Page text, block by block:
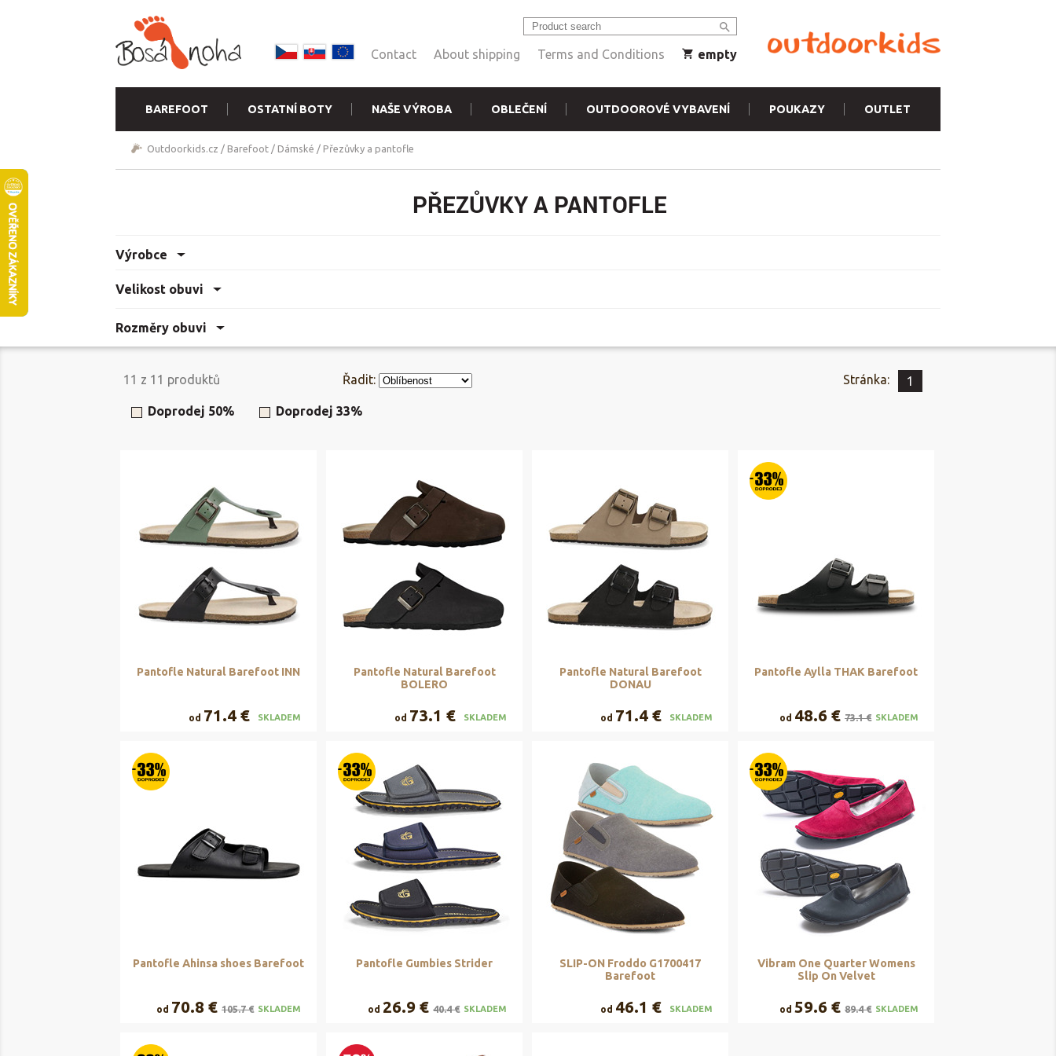
Contact About shipping Terms and Conditions empty
BAREFOOT OSTATNÍ BOTY NAŠE VÝROBA OBLEČENÍ OUTDOOROVÉ VYBAVENÍ POUKAZY OUTLET
Outdoorkids.cz / Barefoot / Dámské / Přezůvky a pantofle
PŘEZŮVKY A PANTOFLE
Výrobce
Velikost obuvi
Rozměry obuvi
11 z 11 produktů Řadit: Stránka: 1
Doprodej 50% Doprodej 33%
Pantofle Natural Barefoot INN
od 71.4 € SKLADEM
Pantofle Natural Barefoot
BOLERO
od 73.1 € SKLADEM
Pantofle Natural Barefoot
DONAU
od 71.4 € SKLADEM
Pantofle Aylla THAK Barefoot
od 48.6 € 73.1 € SKLADEM
Pantofle Ahinsa shoes Barefoot
od 70.8 € 105.7 € SKLADEM
Pantofle Gumbies Strider
od 26.9 € 40.4 € SKLADEM
SLIP-ON Froddo G1700417
Barefoot
od 46.1 € SKLADEM
Vibram One Quarter Womens
Slip On Velvet
od 59.6 € 89.4 € SKLADEM